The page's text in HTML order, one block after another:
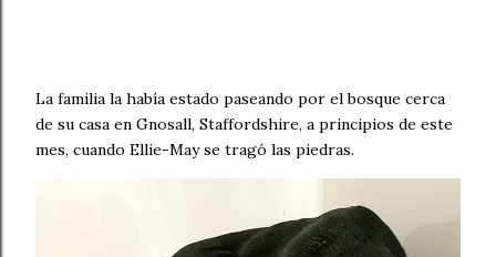
La familia la había estado paseando por el bosque cerca
de su casa en Gnosall, Staffordshire, a principios de este
mes, cuando Ellie-May se tragó las piedras.